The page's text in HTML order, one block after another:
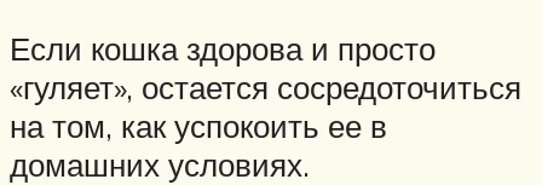
Если кошка здорова и просто
«гуляет», остается сосредоточиться
на том, как успокоить ее в
домашних условиях.